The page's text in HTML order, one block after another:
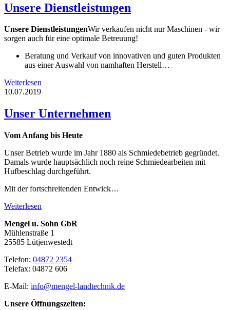
Unsere Dienstleistungen
Unsere DienstleistungenWir verkaufen nicht nur Maschinen - wir
sorgen auch für eine optimale Betreuung!
Beratung und Verkauf von innovativen und guten Produkten
aus einer Auswahl von namhaften Herstell…
Weiterlesen
10.07.2019
Unser Unternehmen
Vom Anfang bis Heute
Unser Betrieb wurde im Jahr 1880 als Schmiedebetrieb gegründet.
Damals wurde hauptsächlich noch reine Schmiedearbeiten mit
Hufbeschlag durchgeführt.
Mit der fortschreitenden Entwick…
Weiterlesen
Mengel u. Sohn GbR
Mühlenstraße 1
25585 Lütjenwestedt
Telefon: 04872 2354
Telefax: 04872 606
E-Mail: info@mengel-landtechnik.de
Unsere Öffnungszeiten: